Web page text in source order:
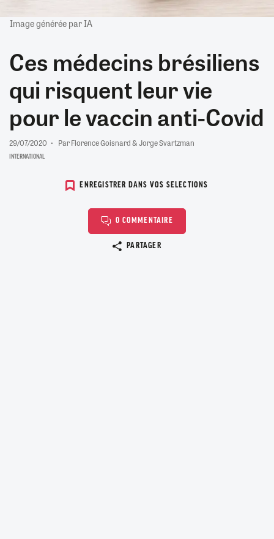
Image générée par IA
Ces médecins brésiliens
qui risquent leur vie
pour le vaccin anti-Covid
29/07/2020 Par Florence Goisnard & Jorge Svartzman
INTERNATIONAL
ENREGISTRER DANS VOS SELECTIONS
0 COMMENTAIRE
PARTAGER